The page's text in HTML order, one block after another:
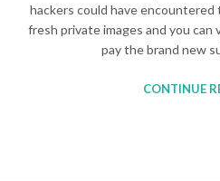
hackers could have
fresh private images and you
pay the brand new
CONTINUE